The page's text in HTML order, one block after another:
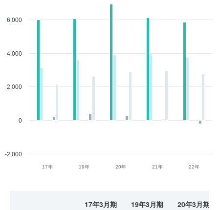
17年 19年 20年 21年 22年
-2,000
0
2,000
4,000
6,000
17年3月期 19年3月期 20年3月期